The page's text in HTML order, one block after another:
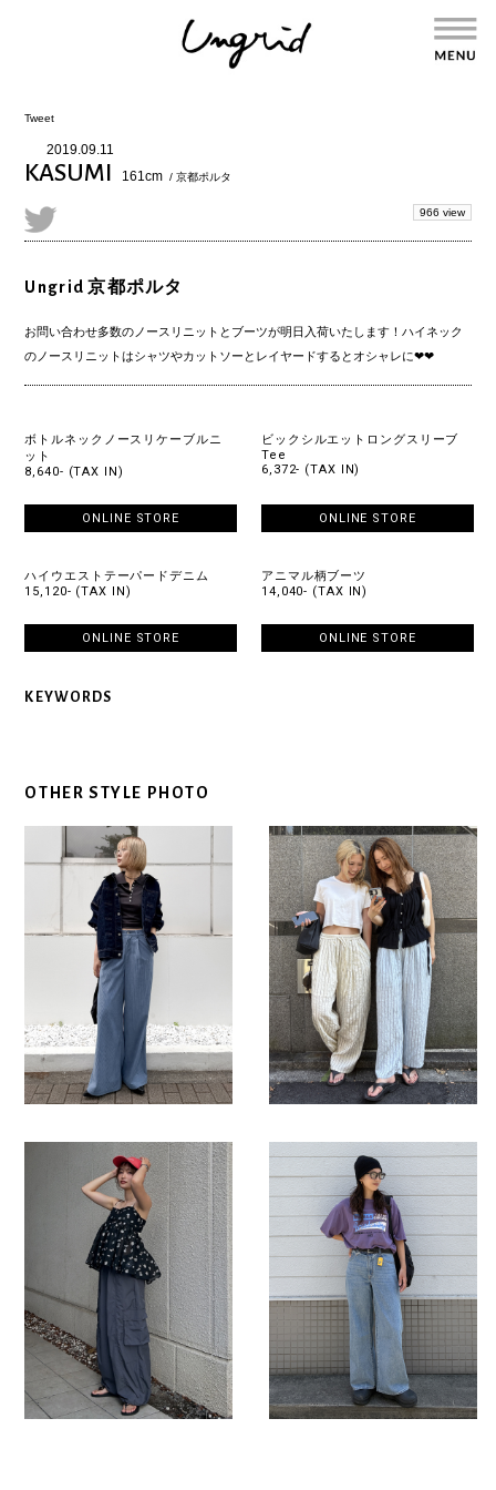
Tweet
2019.09.11
KASUMI 161cm / 京都ポルタ
966 view
Ungrid 京都ポルタ
お問い合わせ多数のノースリニットとブーツが明日入荷いたします！ハイネック
のノースリニットはシャツやカットソーとレイヤードするとオシャレに❤︎❤︎
ボトルネックノースリケーブルニ
ット
8,640- (TAX IN)
ONLINE STORE
ビックシルエットロングスリーブ
Tee
6,372- (TAX IN)
ONLINE STORE
ハイウエストテーパードデニム
15,120- (TAX IN)
ONLINE STORE
アニマル柄ブーツ
14,040- (TAX IN)
ONLINE STORE
KEYWORDS
OTHER STYLE PHOTO